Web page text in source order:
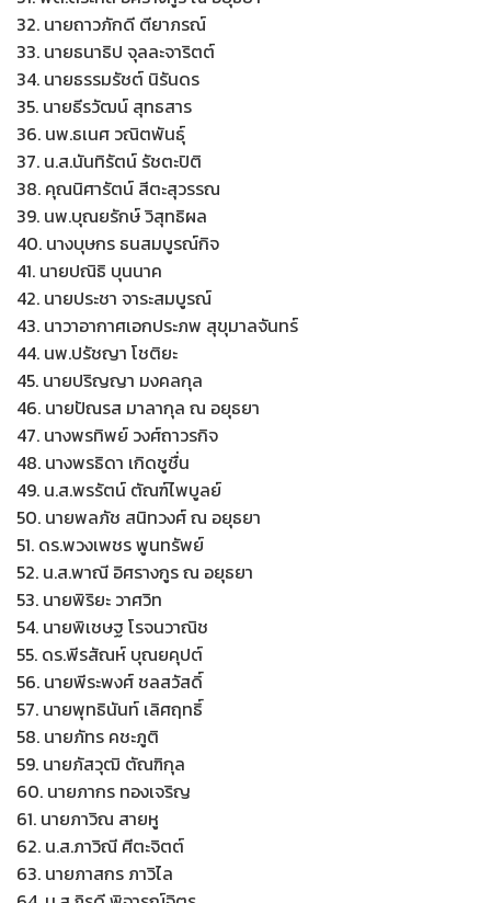
32. นายถาวภักดี ตียาภรณ์
33. นายธนาธิป จุลละจาริตต์
34. นายธรรมรัชต์ นิรันดร
35. นายธีรวัฒน์ สุทธสาร
36. นพ.ธเนศ วณิตพันธุ์
37. น.ส.นันทิรัตน์ รัชตะปิติ
38. คุณนิศารัตน์ สีตะสุวรรณ
39. นพ.บุณยรักษ์ วิสุทธิผล
40. นางบุษกร ธนสมบูรณ์กิจ
41. นายปณิธิ บุนนาค
42. นายประชา จาระสมบูรณ์
43. นาวาอากาศเอกประภพ สุขุมาลจันทร์
44. นพ.ปรัชญา โชติยะ
45. นายปริญญา มงคลกุล
46. นายปัณรส มาลากุล ณ อยุธยา
47. นางพรทิพย์ วงศ์ถาวรกิจ
48. นางพรธิดา เกิดชูชื่น
49. น.ส.พรรัตน์ ตัณฑ์ไพบูลย์
50. นายพลภัช สนิทวงศ์ ณ อยุธยา
51. ดร.พวงเพชร พูนทรัพย์
52. น.ส.พาณี อิศรางกูร ณ อยุธยา
53. นายพิริยะ วาศวิท
54. นายพิเชษฐ โรจนวาณิช
55. ดร.พีรสัณห์ บุณยคุปต์
56. นายพีระพงศ์ ชลสวัสดิ์
57. นายพุทธินันท์ เลิศฤทธิ์
58. นายภัทร คชะภูติ
59. นายภัสวุฒิ ตัณฑิกุล
60. นายภากร ทองเจริญ
61. นายภาวิณ สายหู
62. น.ส.ภาวิณี ศีตะจิตต์
63. นายภาสกร ภาวิไล